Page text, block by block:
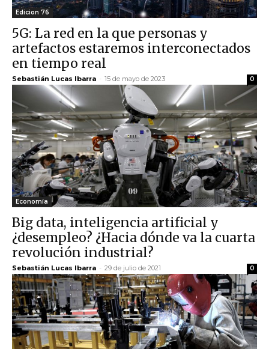
Edicion 76
5G: La red en la que personas y
artefactos estaremos interconectados
en tiempo real
Sebastián Lucas Ibarra - 15 de mayo de 2023 0
Economía
Big data, inteligencia artificial y
¿desempleo? ¿Hacia dónde va la cuarta
revolución industrial?
Sebastián Lucas Ibarra - 29 de julio de 2021 0